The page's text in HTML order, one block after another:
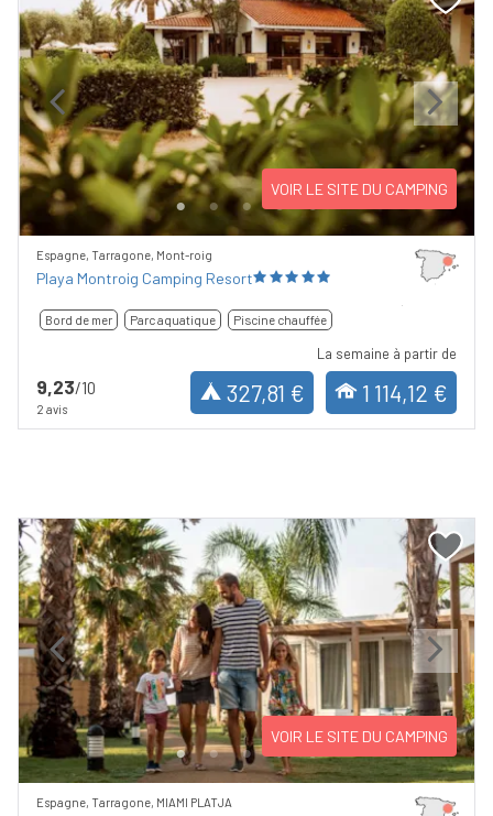
Previous Next
VOIR LE SITE DU CAMPING
Espagne, Tarragone, Mont-roig
Playa Montroig Camping Resort
Bord de mer Parc aquatique Piscine chauffée
9,23/10
2 avis
La semaine à partir de
327,81 € 1 114,12 €
Previous Next
VOIR LE SITE DU CAMPING
Espagne, Tarragone, MIAMI PLATJA